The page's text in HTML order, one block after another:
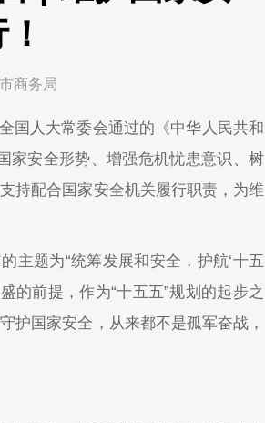
商务局
国人大常委会通过的《中华人民共和
家安全形势、增强危机忧患意识、树
持配合国家安全机关履行职责，为维
主题为“统筹发展和安全，护航‘十五
的前提，作为“十五五”规划的起步之
护国家安全，从来都不是孤军奋战，